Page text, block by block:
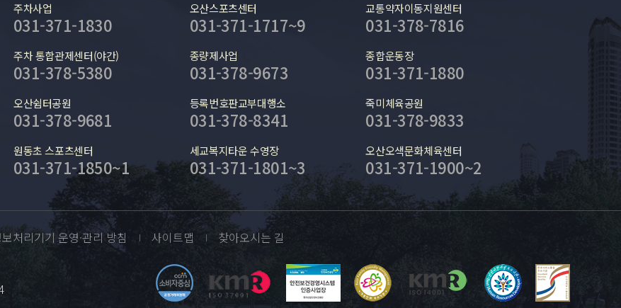
주차사업
031-371-1830
오산스포츠센터
031-371-1717~9
교통약자이동지원센터
031-378-7816
주차 통합관제센터(야간)
031-378-5380
종량제사업
031-378-9673
종합운동장
031-371-1880
오산쉼터공원
031-378-9681
등록번호판교부대행소
031-378-8341
죽미체육공원
031-378-9833
원동초 스포츠센터
031-371-1850~1
세교복지타운 수영장
031-371-1801~3
오산오색문화체육센터
031-371-1900~2
처리기기 운영·관리 방침 사이트맵
찾아오시는 길